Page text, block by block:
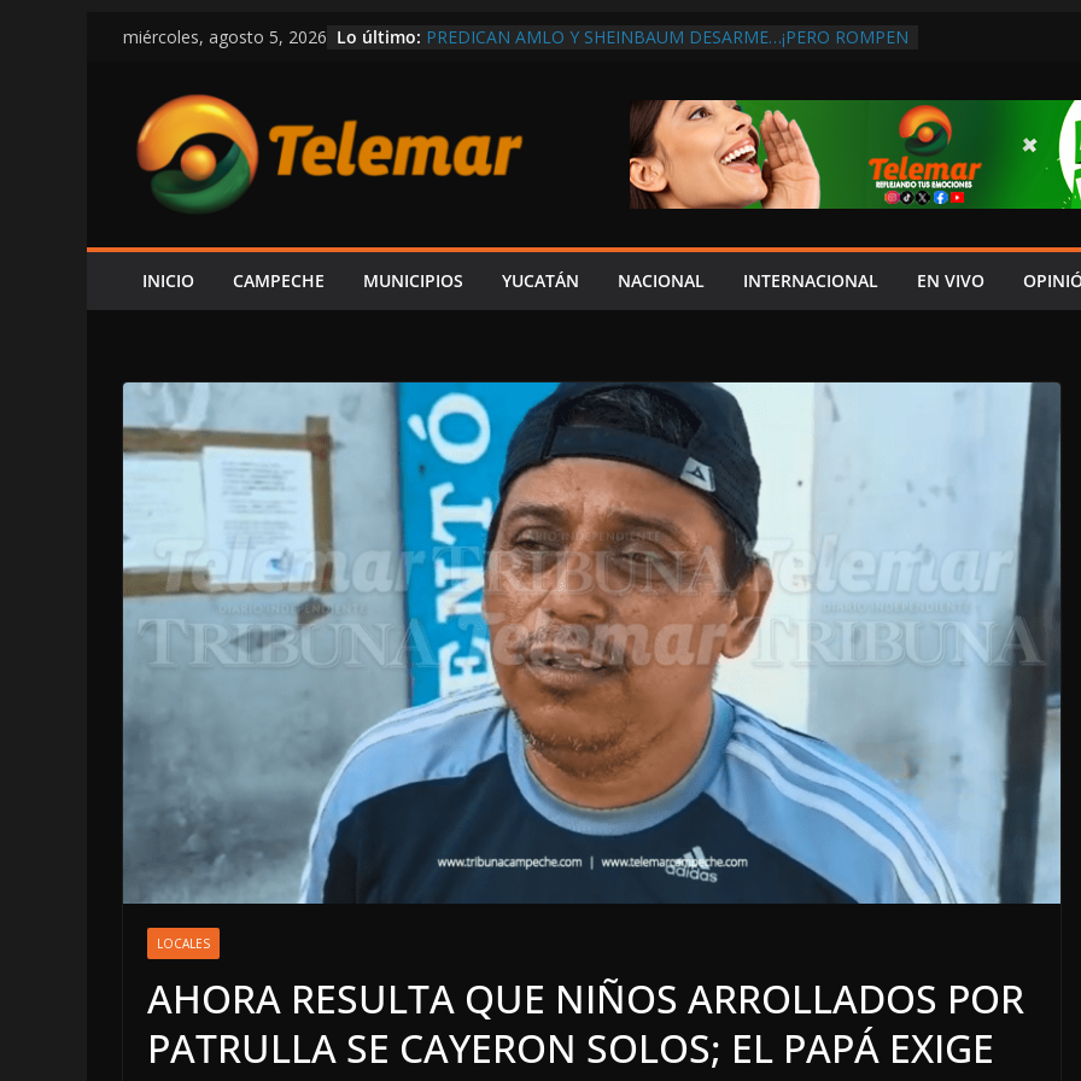
Saltar
contenido
miércoles, agosto 5, 2026 Lo último: PREDICAN AMLO Y SHEINBAUM DESARME…¡PERO ROMPEN
SHCP DERRUMBA DISCURSO DE LAYDA AL REVELAR QUE
CAMPECHE REGISTRA LA PEOR CAÍDA DE
PARTICIPACIONES DEL PAÍS, POR PÉSIMA RECAUDACIÓN
DEL ISR
SOSPECHAS DE INFLUENCIAS POLÍTICAS EN
¿PAPÁ INCAPACITADO ASUME CULPA DEL HIJO?
CAEN DOS ÁRBOLES SOBRE LA CARRETERA LIBRE
INICIO CAMPECHE MUNICIPIOS YUCATÁN NACIONAL INTERNACIONAL EN VIVO
LOCALES
AHORA RESULTA QUE NIÑOS ARROLLADOS POR
PATRULLA SE CAYERON SOLOS; EL PAPÁ EXIGE
LOCALES OPINIÓN
4 agosto, 2026
LOCALES OPINIÓN
5 agosto, 2026